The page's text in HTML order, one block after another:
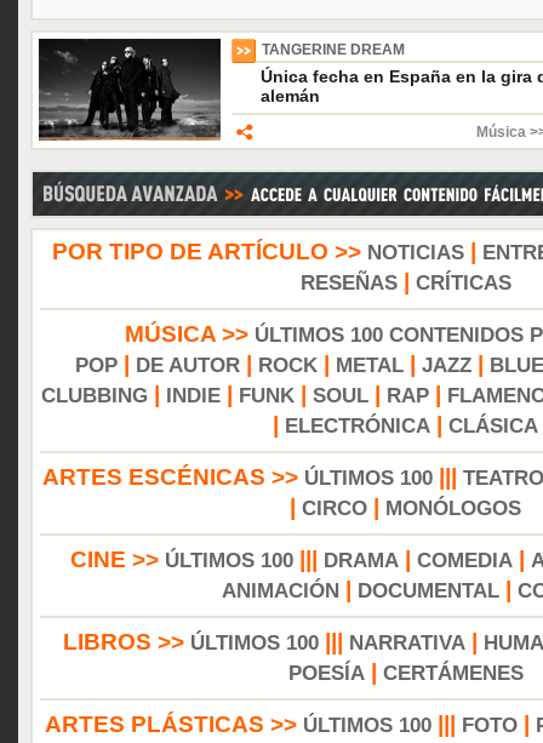
TANGERINE DREAM
Única fecha en España en la gira
alemán
Música
POR TIPO DE ARTÍCULO >> NOTICIAS|
RESEÑAS| CRÍTICAS
MÚSICA >> ÚLTIMOS 100 CONTENIDOS
POP
DE AUTOR ROCK METAL JAZZ
CLUBBING
INDIE FUNK SOUL RAP
ELECTRÓNICA CLÁSICA
ARTES ESCÉNICAS >> ÚLTIMOS 100||| TEATRO
CIRCO MONÓLOGOS
CINE >> ÚLTIMOS 100 DRAMA COMEDIA
ANIMACIÓN
DOCUMENTAL|
LIBROS >> ÚLTIMOS 100 NARRATIVA
POESÍA| CERTÁMENES
ARTES PLÁSTICAS >> ÚLTIMOS 100 FOTO